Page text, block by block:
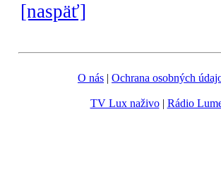
[naspäť]
O nás | Ochrana osobných
TV Lux naživo| Rádio